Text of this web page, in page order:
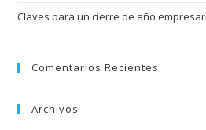
Claves para un cierre de año
Comentarios Recientes
Archivos